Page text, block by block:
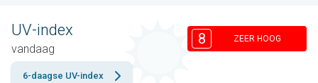
UV-index
vandaag
8 ZEER HOOG
6-daagse UV-index